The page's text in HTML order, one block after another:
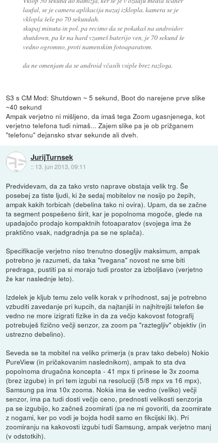
laufal, se je camera aplikacija nazaj izklopla. kamera se je
vklopla šele po 70 sekundah.
skupaj minuta in pol. pa recimo da se pokakaš na androidov
shutdown, pa kr na hard vzameš baterijo ven, je 70 sekund še
vedno ogromno, proti namenskim fotoaparatom.
da ne omenjam da se android včasih vsiple brez razloga.
S3 s CM Mod: Shutdown ~ 5 sekund, Boot do narejene prve slike
~40 sekund
Ampak verjetno ni mišljeno, da imaš tega Zoom ugasnjenega, kot
verjetno telefona tudi nimaš... Zajem slike pa je ob prižganem
"telefonu" dejansko stvar sekunde ali dveh.
JurijTurnsek
:: 13. jun 2013, 09:11
Predvidevam, da za tako vrsto naprave obstaja velik trg. Še
posebej za tiste ljudi, ki že sedaj mobitelov ne nosijo po žepih,
ampak kakih torbicah (debelina tako ni ovira). Upam, da se začne
ta segment pospešeno širit, kar je popolnoma mogoče, glede na
upadajočo prodajo kompaktnih fotoaparatov (svojega ima že
praktično vsak, nadgradnja pa se ne splača).
Specifikacije verjetno niso trenutno dosegljiv maksimum, ampak
potrebno je razumeti, da taka "tvegana" novost ne sme biti
predraga, pustiti pa si morajo tudi prostor za izboljšavo (verjetno
že kar naslednje leto).
Izdelek je kljub temu zelo velik korak v prihodnost, saj je potrebno
vzbuditi zavedanje pri kupcih, da najtanjši in najhitrejši telefon še
vedno ne more izigrati fizike in da za večjo kakovost fotografij
potrebuješ fizično večji senzor, za zoom pa "raztegljiv" objektiv (in
ustrezno debelino).
Seveda se ta mobitel na veliko primerja (s prav tako debelo) Nokio
PureView (in pričakovanim naslednikom), ampak to sta dva
popolnoma drugačna koncepta - 41 mpx ti prinese le 3x zooma
(brez izgube) in pri tem izgubi na resoluciji (5/8 mpx vs 16 mpx),
Samsung pa ima 10x zooma. Nokia ima še vedno (veliko) večji
senzor, ima pa tudi dosti večjo ceno, prednosti velikosti senzorja
pa se izgubijo, ko začneš zoomirati (pa ne mi govoriti, da zoomirate
z nogami, ker po vodi je bojda hodil samo en fikcijski lik). Pri
zoomiranju na kakovosti izgubi tudi Samsung, ampak verjetno manj
(v odstotkih).